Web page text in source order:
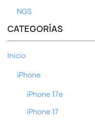
NGS
CATEGORÍAS
Inicio
iPhone
iPhone 17e
iPhone 17